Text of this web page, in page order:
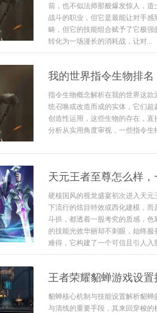
前，也不似法师那般爆发惊人，
战斗的职业，但它是最能让对手
畴，但它的技能组合赋予了它极
转化为一场漫长的消耗战，让对...
我的世界指令生物排
指令生物概念解析在我的世界这
统召唤或改造而成的实体，它们
创造性运用，这些生物的存在，
分析从实用角度审视，一些指令
天元王者至尊怎么样
硬核国风的视觉盛宴初次进入天
下流行的炫目特效或西化建模，
斗拱，都透着一股考究的质感，
的技能光效华丽却不刺眼，始终
难得，它构建了一个可信且引人入
王者荣耀貂蝉游戏设
貂蝉核心机制与技能设置解析貂
与清线的重要手段，其来回穿梭